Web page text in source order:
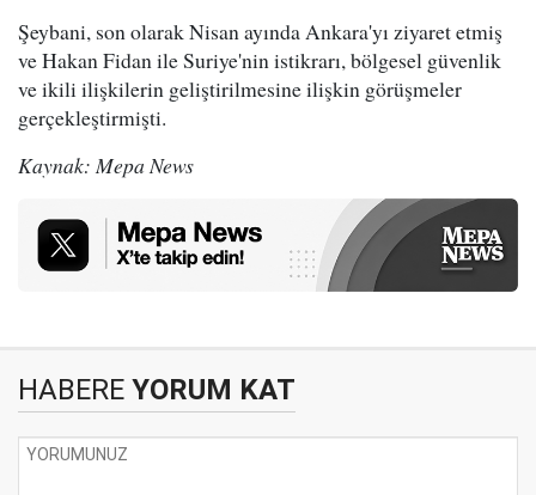
Şeybani, son olarak Nisan ayında Ankara'yı ziyaret etmiş
ve Hakan Fidan ile Suriye'nin istikrarı, bölgesel güvenlik
ve ikili ilişkilerin geliştirilmesine ilişkin görüşmeler
gerçekleştirmişti.
Kaynak: Mepa News
HABERE YORUM KAT